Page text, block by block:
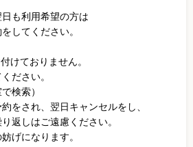
も利用希望の方は
してください。
けておりません。
ださい。
検索）
をされ、翌日キャンセルをし、
返しはご遠慮ください。
げになります。